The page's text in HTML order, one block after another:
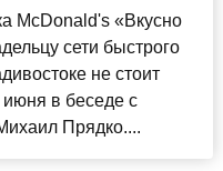
McDonald's «Вкусно
сети быстрого
не стоит
в беседе с
Прядко....